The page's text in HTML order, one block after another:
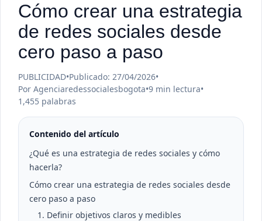
Cómo crear una estrategia
de redes sociales desde
cero paso a paso
PUBLICIDAD•Publicado: 27/04/2026•
Por Agenciaredessocialesbogota•9 min lectura•
1,455 palabras
Contenido del artículo
¿Qué es una estrategia de redes sociales y cómo
hacerla?
Cómo crear una estrategia de redes sociales desde
cero paso a paso
1. Definir objetivos claros y medibles